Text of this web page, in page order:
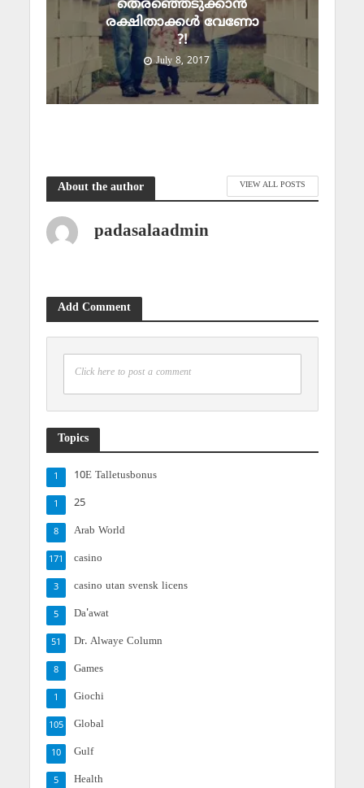
തെരഞ്ഞെടുക്കാന്‍
രക്ഷിതാക്കള്‍ വേണോ
?!
July 8, 2017
About the author VIEW ALL POSTS
padasalaadmin
Add Comment
Click here to post a comment
Topics
10E Talletusbonus
1
25
1
Arab World
8
casino
171
casino utan svensk licens
3
Da'awat
5
Dr. Alwaye Column
51
Games
8
Giochi
1
Global
105
Gulf
10
Health
5